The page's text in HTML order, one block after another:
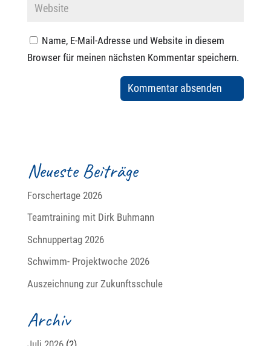
Name, E-Mail-Adresse und Website in diesem
Browser für meinen nächsten Kommentar speichern.
Neueste Beiträge
Forschertage 2026
Teamtraining mit Dirk Buhmann
Schnuppertag 2026
Schwimm- Projektwoche 2026
Auszeichnung zur Zukunftsschule
Archiv